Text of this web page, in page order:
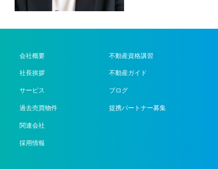
会社概要
社長挨拶
サービス
過去売買物件
関連会社
採用情報
不動産資格講習
不動産ガイド
ブログ
提携パートナー募集